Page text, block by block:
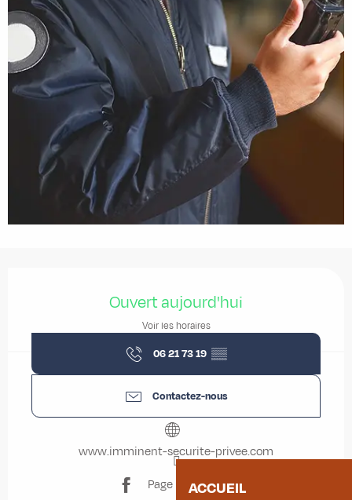
ACCUEIL
Ouvert aujourd'hui
Voir les horaires
06 21 73 19 ▒▒
Contactez-nous
www.imminent-securite-privee.com
Page Facebook